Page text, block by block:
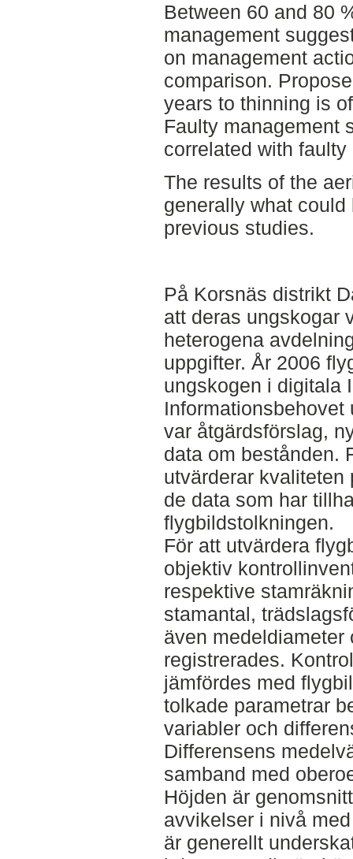
Between 60 and 80
management
on management
comparison.
years to thinning is
Faulty management
correlated with
The results of the
generally what
previous studies.
På Korsnäs distrikt
att deras ungskogar
heterogena
uppgifter. År 2006
ungskogen i digitala
var åtgärdsförslag,
data om bestånden.
utvärderar kvaliteten
de data som har
flygbildstolkningen.
För att utvärdera
objektiv
respektive
stamantal,
även medeldiameter
registrerades.
jämfördes med
tolkade parametrar
variabler och
Differensens
samband med
Höjden är
avvikelser i nivå
är generellt